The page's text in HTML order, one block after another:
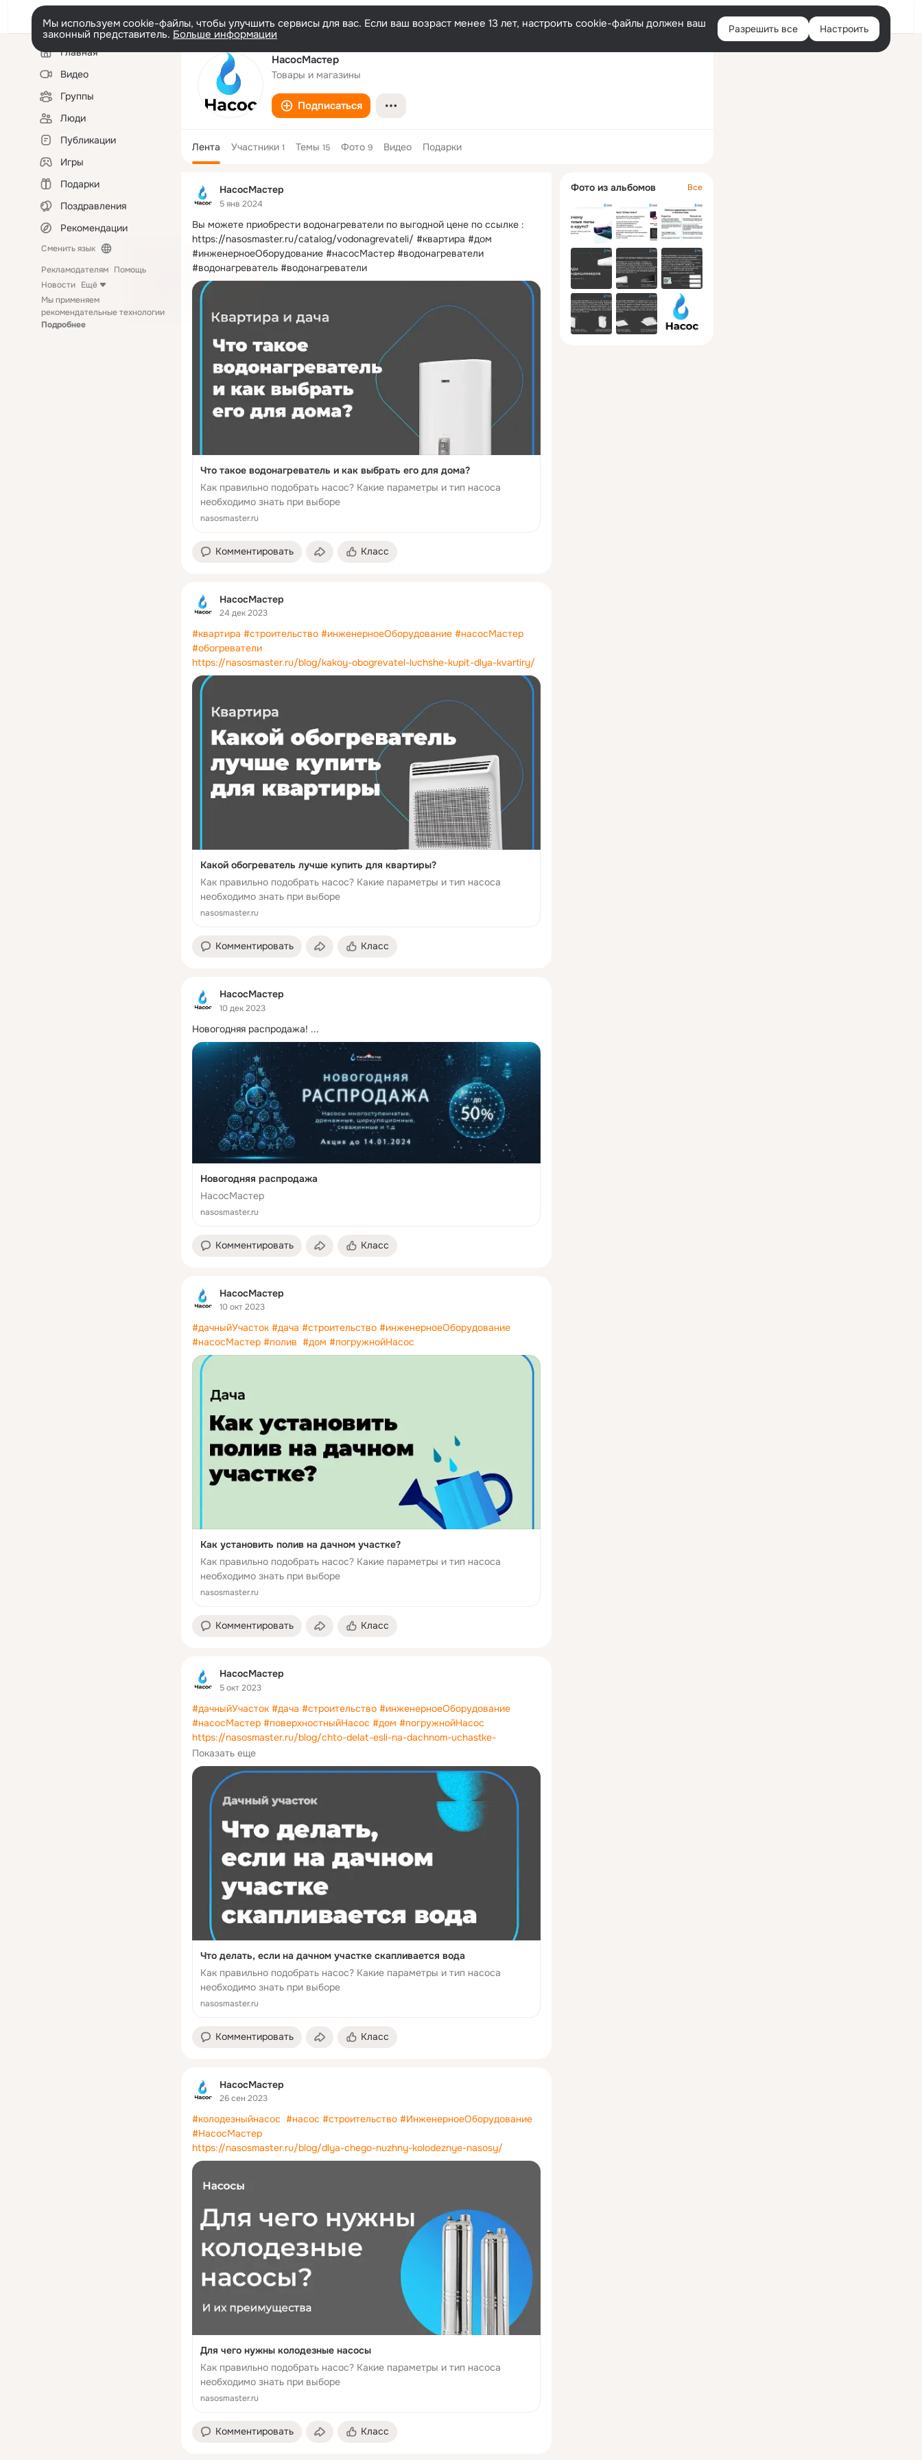
Войти
Мы используем cookie-файлы, чтобы улучшить сервисы для вас. Если ваш возраст менее 13 лет, настроить cookie-файлы должен ваш
законный представитель. Больше информации Разрешить все Настроить
Левая
колонкаГлавная
Видео
Группы
Люди
Публикации
Игры
Подарки
Поздравления
Рекомендации
Сменить язык
Рекламодателям Помощь
Новости Ещё
Мы применяем
рекомендательные технологии
Подробнее
НасосМастер
Товары и магазины
Подписаться
Лента Участники 1 Темы 15 Фото 9 Видео Подарки
НасосМастер
5 янв 2024
Вы можете приобрести водонагреватели по выгодной цене по ссылке :
https://nasosmaster.ru/catalog/vodonagrevateli/ #квартира #дом
#инженерноеОборудование #насосМастер #водонагреватели
#водонагреватель #водонагреватели
Что такое водонагреватель и как выбрать его для дома?
Как правильно подобрать насос? Какие параметры и тип насоса
необходимо знать при выборе
nasosmaster.ru
Комментировать Класс
НасосМастер
24 дек 2023
#квартира #строительство #инженерноеОборудование #насосМастер
#обогреватели
https://nasosmaster.ru/blog/kakoy-obogrevatel-luchshe-kupit-dlya-kvartiry/
Какой обогреватель лучше купить для квартиры?
Как правильно подобрать насос? Какие параметры и тип насоса
необходимо знать при выборе
nasosmaster.ru
Комментировать Класс
НасосМастер
10 дек 2023
Новогодняя распродажа! ...
Новогодняя распродажа
НасосМастер
nasosmaster.ru
Комментировать Класс
НасосМастер
10 окт 2023
#дачныйУчасток #дача #строительство #инженерноеОборудование
#насосМастер #полив #дом #погружнойНасос
Как установить полив на дачном участке?
Как правильно подобрать насос? Какие параметры и тип насоса
необходимо знать при выборе
nasosmaster.ru
Комментировать Класс
НасосМастер
5 окт 2023
#дачныйУчасток #дача #строительство #инженерноеОборудование
#насосМастер #поверхностныйНасос #дом #погружнойНасос
https://nasosmaster.ru/blog/chto-delat-esli-na-dachnom-uchastke-
skaplivaetsya-voda/
Показать еще
Что делать, если на дачном участке скапливается вода
Как правильно подобрать насос? Какие параметры и тип насоса
необходимо знать при выборе
nasosmaster.ru
Комментировать Класс
НасосМастер
26 сен 2023
#колодезныйнасос #насос #строительство #ИнженерноеОборудование
#НасосМастер
https://nasosmaster.ru/blog/dlya-chego-nuzhny-kolodeznye-nasosy/
Для чего нужны колодезные насосы
Как правильно подобрать насос? Какие параметры и тип насоса
необходимо знать при выборе
nasosmaster.ru
Комментировать Класс
колонка
Фото из альбомов Все